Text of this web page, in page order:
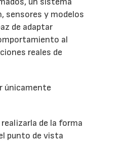
sensores y modelos
de adaptar
al
reales de
únicamente
de la forma
punto de vista